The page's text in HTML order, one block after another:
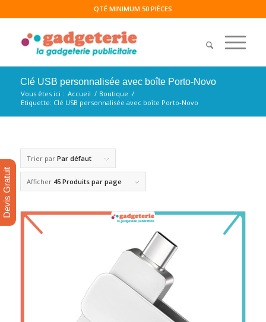
QTÉ MINIMUM 50 PIÈCES
Clé USB personnalisée avec boîte Porto-Novo
Vous êtes ici : Accueil / Boutique /
Etiquette: Clé USB personnalisée avec boîte Porto-Novo
Trier par Par défaut
Afficher 45 Produits par page
Devis Gratuit